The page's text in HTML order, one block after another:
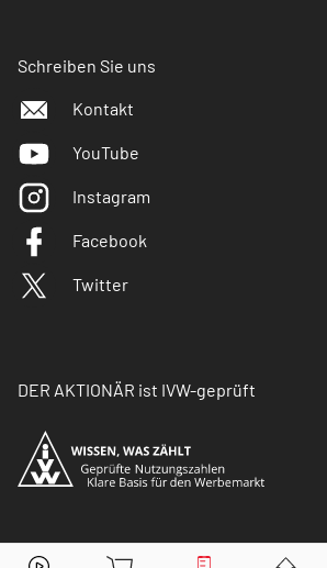
Schreiben Sie uns
Kontakt
YouTube
Instagram
Facebook
Twitter
DER AKTIONÄR ist IVW-geprüft